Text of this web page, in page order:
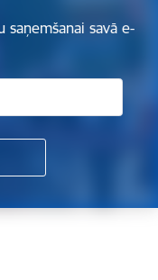
saņemšanai savā e-